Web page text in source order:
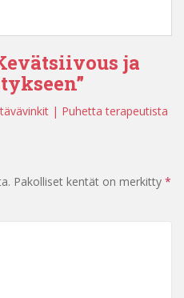
ja
| Puhetta terapeutista
Pakolliset kentät on merkitty *